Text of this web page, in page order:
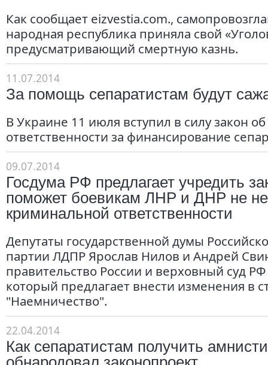
Как сообщает еizvestia.com.,
народная республика приняла свой
предусматривающий смертную казнь.
11.07.2014
За помощь сепаратистам будут
В Украине 11 июля вступил в силу закон
ответственности за финансирование
09.07.2014
Госдума РФ предлагает учредить
поможет боевикам ЛНР и ДНР не
криминальной ответственности
Депутаты государственной думы
партии ЛДПР Ярослав Нилов и Андрей
правительство России и верховный суд
который предлагает внести изменения в
"Наемничество".
22.04.2014
Как сепаратистам получить